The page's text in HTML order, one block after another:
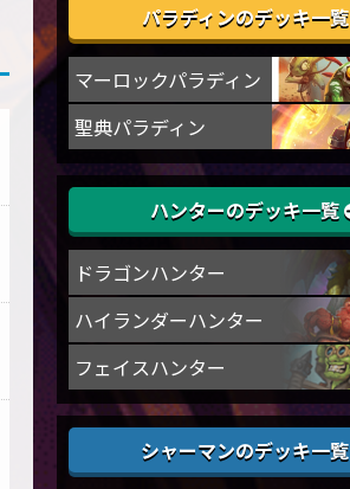
パラディンのデッキ一覧
マーロックパラディン
聖典パラディン
ハンターのデッキ一覧
ドラゴンハンター
ハイランダーハンター
フェイスハンター
シャーマンのデッキ一覧